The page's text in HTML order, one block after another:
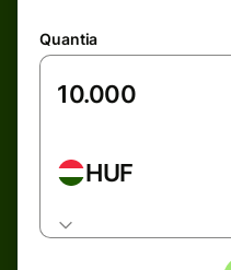
Quantia
HUF